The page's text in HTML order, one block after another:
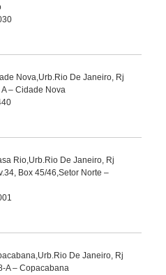
Nova,Urb.Rio De Janeiro, Rj
– Cidade Nova
Rio,Urb.Rio De Janeiro, Rj
Box 45/46,Setor Norte –
De Janeiro, Rj
A – Copacabana